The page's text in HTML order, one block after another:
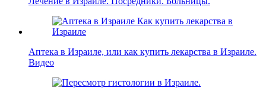
Аптека в Израиле, или как купить лекарства в Израиле.
Видео